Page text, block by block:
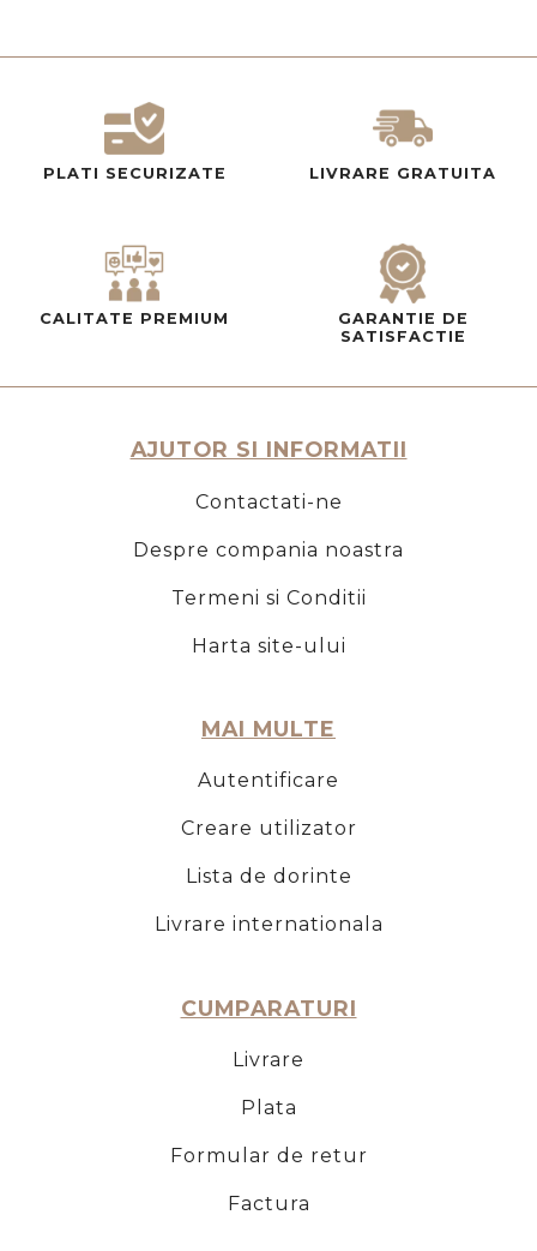
PLATI SECURIZATE LIVRARE GRATUITA
CALITATE PREMIUM
GARANTIE DE
SATISFACTIE
AJUTOR SI INFORMATII
Contactati-ne
Despre compania noastra
Termeni si Conditii
Harta site-ului
MAI MULTE
Autentificare
Creare utilizator
Lista de dorinte
Livrare internationala
CUMPARATURI
Livrare
Plata
Formular de retur
Factura